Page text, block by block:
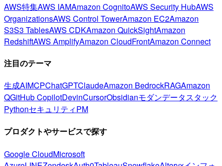
AWS特集AWS IAMAmazon CognitoAWS Security HubAWS
OrganizationsAWS Control TowerAmazon EC2Amazon
S3S3 TablesAWS CDKAmazon QuickSightAmazon
RedshiftAWS AmplifyAmazon CloudFrontAmazon Connect
注目のテーマ
生成AIMCPChatGPTClaudeAmazon BedrockRAGAmazon
QGitHub CopilotDevinCursorObsidianモダンデータスタック
PythonセキュリティPM
プロダクトやサービスで探す
Google CloudMicrosoft